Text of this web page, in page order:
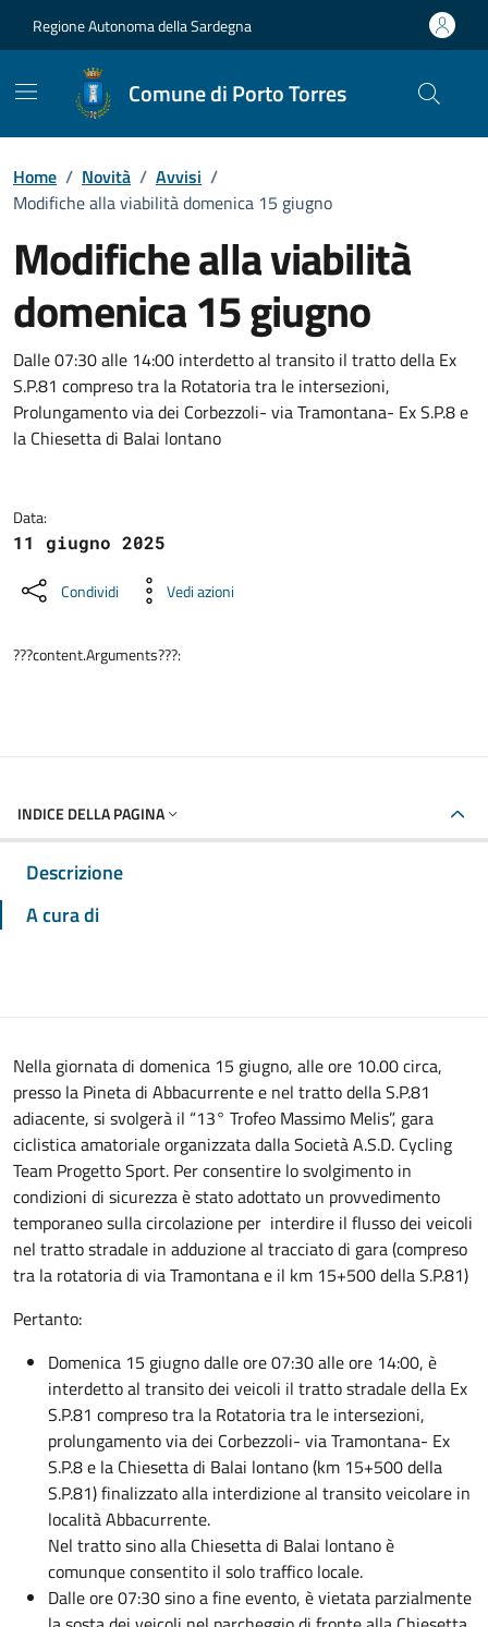
Regione Autonoma della Sardegna
Comune di Porto Torres
Home / Novità / Avvisi /
Modifiche alla viabilità domenica 15 giugno
Modifiche alla viabilità
domenica 15 giugno
Dettagli della notizia
Dalle 07:30 alle 14:00 interdetto al transito il tratto della Ex
S.P.81 compreso tra la Rotatoria tra le intersezioni,
Prolungamento via dei Corbezzoli- via Tramontana- Ex S.P.8 e
la Chiesetta di Balai lontano
Data:
11 giugno 2025
Condividi Vedi azioni
???content.Arguments???:
INDICE DELLA PAGINA
Descrizione
A cura di
Nella giornata di domenica 15 giugno, alle ore 10.00 circa,
presso la Pineta di Abbacurrente e nel tratto della S.P.81
adiacente, si svolgerà il “13° Trofeo Massimo Melis”, gara
ciclistica amatoriale organizzata dalla Società A.S.D. Cycling
Team Progetto Sport. Per consentire lo svolgimento in
condizioni di sicurezza è stato adottato un provvedimento
temporaneo sulla circolazione per interdire il flusso dei veicoli
nel tratto stradale in adduzione al tracciato di gara (compreso
tra la rotatoria di via Tramontana e il km 15+500 della S.P.81)
Pertanto:
Domenica 15 giugno dalle ore 07:30 alle ore 14:00, è
interdetto al transito dei veicoli il tratto stradale della Ex
S.P.81 compreso tra la Rotatoria tra le intersezioni,
prolungamento via dei Corbezzoli- via Tramontana- Ex
S.P.8 e la Chiesetta di Balai lontano (km 15+500 della
S.P.81) finalizzato alla interdizione al transito veicolare in
località Abbacurrente.
Nel tratto sino alla Chiesetta di Balai lontano è
comunque consentito il solo traffico locale.
Dalle ore 07:30 sino a fine evento, è vietata parzialmente